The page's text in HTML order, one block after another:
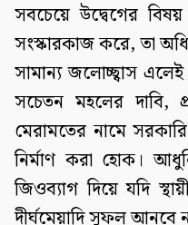
সবচেয়ে উদ্বেগের
সংস্কারকাজ করে, তা
সামান্য জলোচ্ছ্বাস
সচেতন মহলের দাবি,
মেরামতের নামে
নির্মাণ করা হোক।
জিওব্যাগ দিয়ে যদি
দীর্ঘমেয়াদি সুফল আনবে